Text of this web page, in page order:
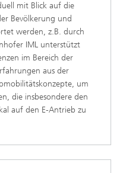
mit Blick auf die
Bevölkerung und
werden, z.B. durch
IML unterstützt
im Bereich der
aus der
um
die insbesondere den
auf den E-Antrieb zu